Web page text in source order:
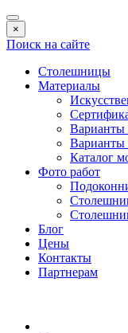
×
Поиск на сайте
Столешницы
Материалы
Варианты
Варианты
Каталог
Фото работ
Блог
Цены
Контакты
Партнерам